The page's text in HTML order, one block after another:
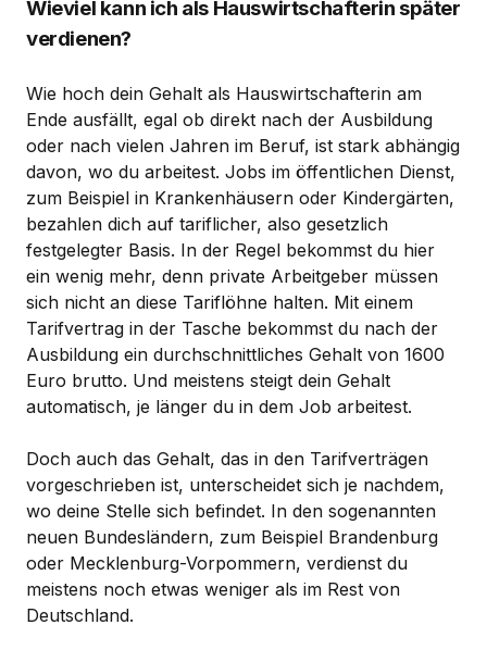
Wieviel kann ich als Hauswirtschafterin später
verdienen?
Wie hoch dein Gehalt als Hauswirtschafterin am
Ende ausfällt, egal ob direkt nach der Ausbildung
oder nach vielen Jahren im Beruf, ist stark abhängig
davon, wo du arbeitest. Jobs im öffentlichen Dienst,
zum Beispiel in Krankenhäusern oder Kindergärten,
bezahlen dich auf tariflicher, also gesetzlich
festgelegter Basis. In der Regel bekommst du hier
ein wenig mehr, denn private Arbeitgeber müssen
sich nicht an diese Tariflöhne halten. Mit einem
Tarifvertrag in der Tasche bekommst du nach der
Ausbildung ein durchschnittliches Gehalt von 1600
Euro brutto. Und meistens steigt dein Gehalt
automatisch, je länger du in dem Job arbeitest.
Doch auch das Gehalt, das in den Tarifverträgen
vorgeschrieben ist, unterscheidet sich je nachdem,
wo deine Stelle sich befindet. In den sogenannten
neuen Bundesländern, zum Beispiel Brandenburg
oder Mecklenburg-Vorpommern, verdienst du
meistens noch etwas weniger als im Rest von
Deutschland.